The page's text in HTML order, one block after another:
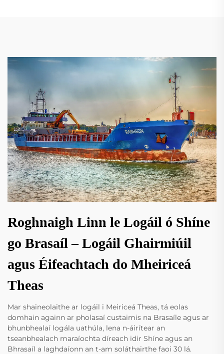
Roghnaigh Linn le Logáil ó Shíne
go Brasaíl – Logáil Ghairmiúil
agus Éifeachtach do Mheiriceá
Theas
Mar shaineolaithe ar logáil i Meiriceá Theas, tá eolas
domhain againn ar pholasaí custaimis na Brasaíle agus ar
bhunbhealaí logála uathúla, lena n-áirítear an
tseanbhealach maraíochta díreach idir Shíne agus an
Bhrasaíl a laghdaíonn an t-am soláthairthe faoi 30 lá.